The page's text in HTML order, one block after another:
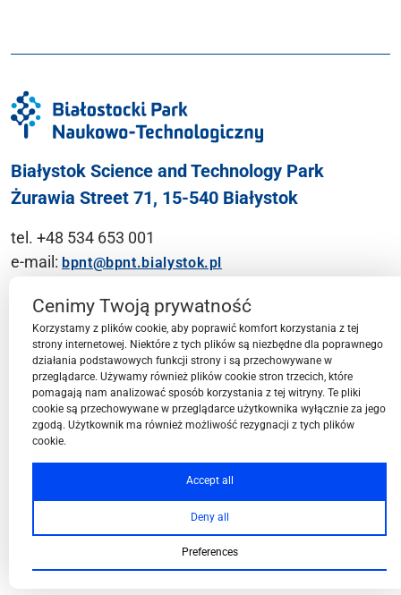
Białystok Science and Technology Park
Żurawia Street 71, 15-540 Białystok
tel. +48 534 653 001
e-mail: bpnt@bpnt.bialystok.pl
Contact
BPN-T Area
BPN-T Offer
Cenimy Twoją prywatność
Korzystamy z plików cookie, aby poprawić komfort korzystania z tej
strony internetowej. Niektóre z tych plików są niezbędne dla poprawnego
działania podstawowych funkcji strony i są przechowywane w
przeglądarce. Używamy również plików cookie stron trzecich, które
pomagają nam analizować sposób korzystania z tej witryny. Te pliki
cookie są przechowywane w przeglądarce użytkownika wyłącznie za jego
zgodą. Użytkownik ma również możliwość rezygnacji z tych plików
cookie.
Accept all
Deny all
Preferences